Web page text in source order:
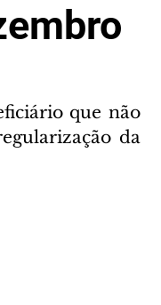
que não
da